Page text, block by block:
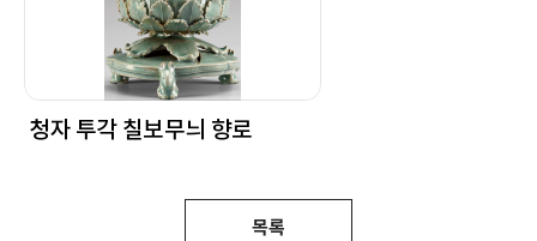
청자 투각 칠보무늬 향로
목록